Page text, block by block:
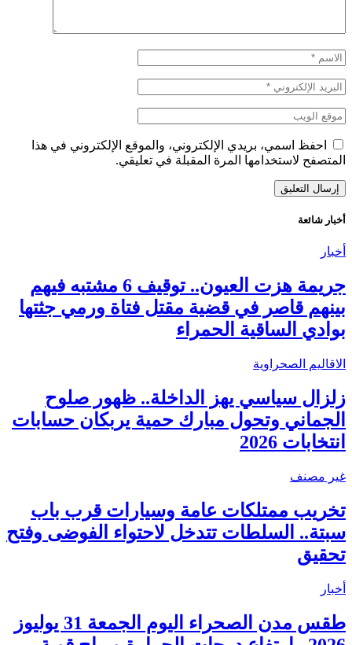
احفظ اسمي، بريدي الإلكتروني، والموقع الإلكتروني في هذا
المتصفح لاستخدامها المرة المقبلة في تعليقي.
أخبار شائعة
أخبار
جريمة هزت العيون.. توقيف 6 مشتبه فيهم
بينهم قاصر في قضية مقتل فتاة ورمي جثتها
بوادي الساقية الحمراء
الاقاليم الصحراوية
زلزال سياسي يهز الداخلة.. ظهور صلوح
الجماني وتحول مبارك حمية يربكان حسابات
انتخابات 2026
غير مصنف
تخريب ممتلكات عامة وسيارات قرب باب
سبتة.. السلطات تتدخل لاحتواء الفوضى وفتح
تحقيق
أخبار
طقس مدن الصحراء اليوم الجمعة 31 يوليوز